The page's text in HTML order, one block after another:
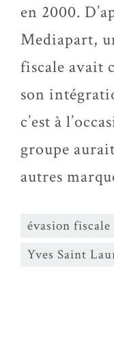
en 2000.
Mediapart,
fiscale avait
son
c’est à
groupe
autres
évasion fiscale
Yves Saint